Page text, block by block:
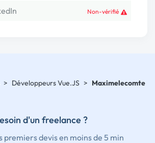
Non-vérifié
> Développeurs Vue.JS > Maximelecomte
d'un freelance ?
premiers devis en moins de 5 min